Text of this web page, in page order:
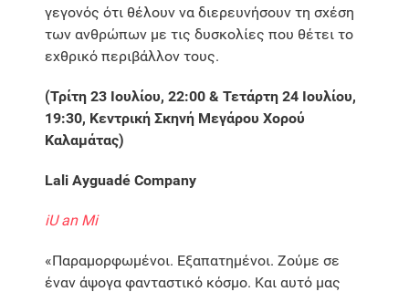
γεγονός ότι θέλουν να διερευνήσουν τη σχέση
των ανθρώπων με τις δυσκολίες που θέτει το
εχθρικό περιβάλλον τους.
(Τρίτη 23 Ioυλίου, 22:00 & Τετάρτη 24 Ιουλίου,
19:30, Κεντρική Σκηνή Μεγάρου Χορού
Καλαμάτας)
Lali Ayguadé Company
iU an Mi
«Παραμορφωμένοι. Εξαπατημένοι. Ζούμε σε
έναν άψογα φανταστικό κόσμο. Και αυτό μας